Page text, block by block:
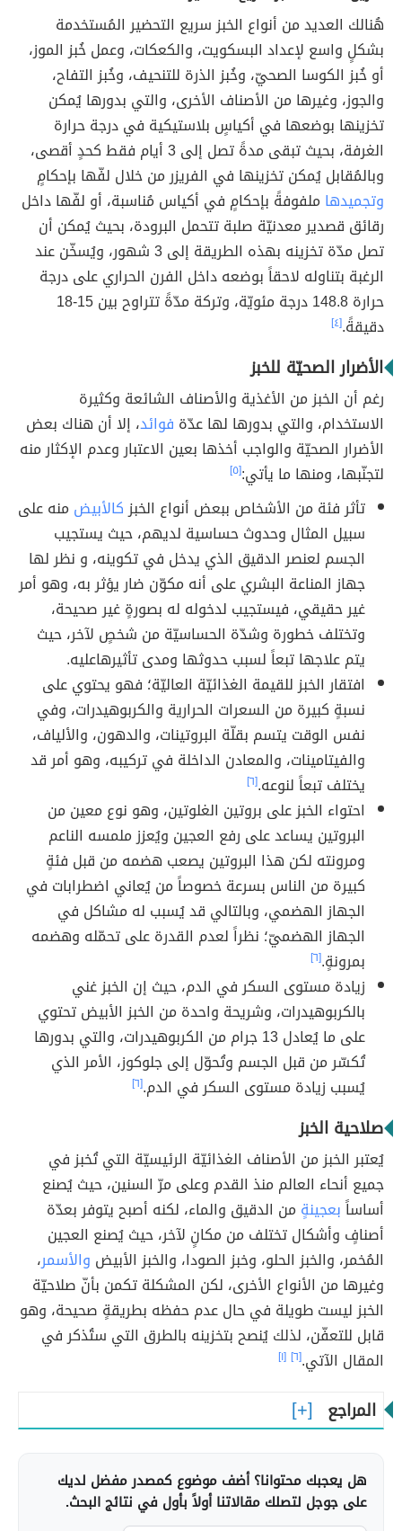
هُنالك العديد من أنواع الخبز سريع التحضير المُستخدمة
بشكلٍ واسع لإعداد البسكويت، والكعكات، وعمل خُبز الموز،
أو خُبز الكوسا الصحيّ، وخُبز الذرة للتنحيف، وخُبز التفاح،
والجوز، وغيرها من الأصناف الأخرى، والتي بدورها يُمكن
تخزينها بوضعها في أكياسٍ بلاستيكية في درجة حرارة
الغرفة، بحيث تبقى مدةً تصل إلى 3 أيام فقط كحدٍ أقصى،
وبالمُقابل يُمكن تخزينها في الفريزر من خلال لفّها بإحكامٍ
وتجميدها ملفوفةً بإحكامٍ في أكياس مُناسبة، أو لفّها داخل
رقائق قصدير معدنيّة صلبة تتحمل البرودة، بحيث يُمكن أن
تصل مدّة تخزينه بهذه الطريقة إلى 3 شهور، ويُسخّن عند
الرغبة بتناوله لاحقاً بوضعه داخل الفرن الحراري على درجة
حرارة 148.8 درجة مئويّة، وتركة مدّةً تتراوح بين 15-18
دقيقةً.[٤]
الأضرار الصحيّة للخبز
رغم أن الخبز من الأغذية والأصناف الشائعة وكثيرة
الاستخدام، والتي بدورها لها عدّة فوائد، إلا أن هناك بعض
الأضرار الصحيّة والواجب أخذها بعين الاعتبار وعدم الإكثار منه
لتجنّبها، ومنها ما يأتي:[٥]
تأثر فئة من الأشخاص ببعض أنواع الخبزكالأبيض منه على
سبيل المثال وحدوث حساسية لديهم، حيث يستجيب
الجسم لعنصر الدقيق الذي يدخل في تكوينه، و نظر لها
جهاز المناعة البشري على أنه مكوّن ضار يؤثر به، وهو أمر
غير حقيقي، فيستجيب لدخوله له بصورةٍ غير صحيحة،
وتختلف خطورة وشدّة الحساسيّة من شخصٍ لآخر، حيث
يتم علاجها تبعاً لسبب حدوثها ومدى تأثيرهاعليه.
افتقار الخبز للقيمة الغذائيّة العاليّة؛ فهو يحتوي على
نسبةٍ كبيرة من السعرات الحرارية والكربوهيدرات، وفي
نفس الوقت يتسم بقلّة البروتينات، والدهون، والألياف،
والفيتامينات، والمعادن الداخلة في تركيبه، وهو أمر قد
يختلف تبعاً لنوعه.[٦]
احتواء الخبز على بروتين الغلوتين، وهو نوع معين من
البروتين يساعد على رفع العجين ويُعزز ملمسه الناعم
ومرونته لكن هذا البروتين يصعب هضمه من قبل فئةٍ
كبيرة من الناس بسرعة خصوصاً من يُعاني اضطرابات في
الجهاز الهضمي، وبالتالي قد يُسبب له مشاكل في
الجهاز الهضميّ؛ نظراً لعدم القدرة على تحمّله وهضمه
بمرونةٍ.[٦]
زيادة مستوى السكر في الدم، حيث إن الخبز غني
بالكربوهيدرات، وشريحة واحدة من الخبز الأبيض تحتوي
على ما يُعادل 13 جرام من الكربوهيدرات، والتي بدورها
تُكسّر من قبل الجسم وتُحوّل إلى جلوكوز، الأمر الذي
يُسبب زيادة مستوى السكر في الدم.[٦]
صلاحية الخبز
يُعتبر الخبز من الأصناف الغذائيّة الرئيسيّة التي تُخبز في
جميع أنحاء العالم منذ القدم وعلى مرّ السنين، حيث يُصنع
أساساًبعجينةٍ من الدقيق والماء، لكنه أصبح يتوفر بعدّة
أصنافٍ وأشكال تختلف من مكانٍ لآخر، حيث يُصنع العجين
المُخمر، والخبز الحلو، وخبز الصودا، والخبز الأبيض والأسمر،
وغيرها من الأنواع الأخرى، لكن المشكلة تكمن بأنّ صلاحيّة
الخبز ليست طويلة في حال عدم حفظه بطريقةٍ صحيحة، وهو
قابل للتعفّن، لذلك يُنصح بتخزينه بالطرق التي ستُذكر في
المقال الآتي.[٦] [١]
المراجع
هل يعجبك محتوانا؟ أضف موضوع كمصدر مفضل لديك
على جوجل لتصلك مقالاتنا أولاً بأول في نتائج البحث.